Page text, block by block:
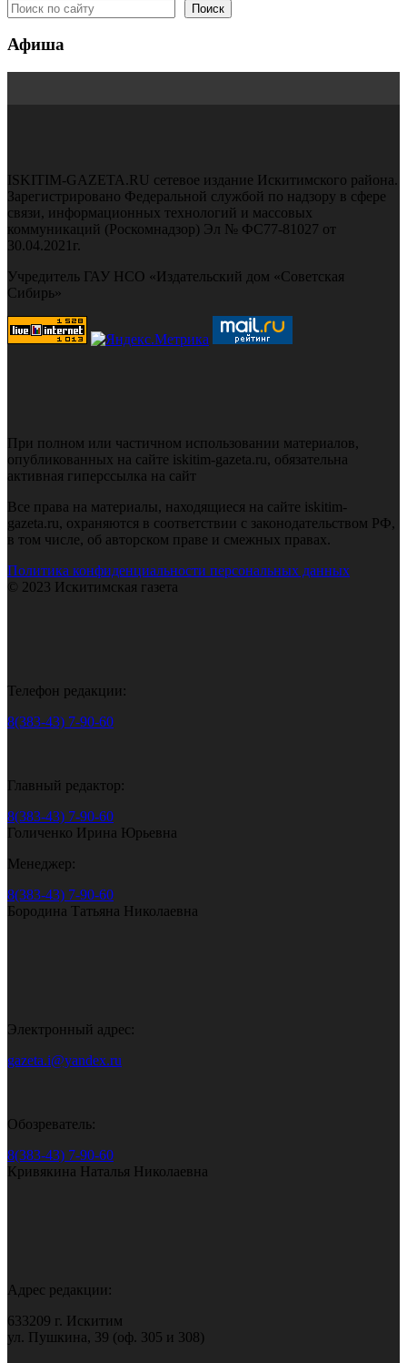
Поиск
Афиша
ISKITIM-GAZETA.RU сетевое издание Искитимского района.
Зарегистрировано Федеральной службой по надзору в сфере
связи, информационных технологий и массовых
коммуникаций (Роскомнадзор) Эл № ФС77-81027 от
30.04.2021г.
Учредитель ГАУ НСО «Издательский дом «Советская
Сибирь»
При полном или частичном использовании материалов,
опубликованных на сайте iskitim-gazeta.ru, обязательна
активная гиперссылка на сайт
Все права на материалы, находящиеся на сайте iskitim-
gazeta.ru, охраняются в соответствии с законодательством РФ,
в том числе, об авторском праве и смежных правах.
Политика конфиденциальности персональных данных
© 2023 Искитимская газета
Телефон редакции:
8(383-43) 7-90-60
Главный редактор:
8(383-43) 7-90-60
Голиченко Ирина Юрьевна
Менеджер:
8(383-43) 7-90-60
Бородина Татьяна Николаевна
Электронный адрес:
gazeta.i@yandex.ru
Обозреватель:
8(383-43) 7-90-60
Кривякина Наталья Николаевна
Адрес редакции:
633209 г. Искитим
ул. Пушкина, 39 (оф. 305 и 308)